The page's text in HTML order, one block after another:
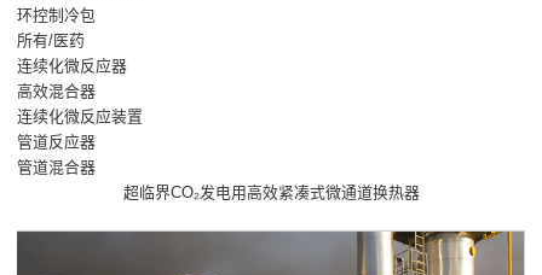
环控制冷包
所有/医药
连续化微反应器
高效混合器
连续化微反应装置
管道反应器
管道混合器
超临界CO₂发电用高效紧凑式微通道换热器